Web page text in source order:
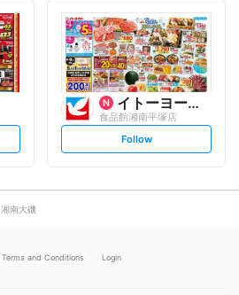
o
w
イトーヨーカ堂
食品館湘南平塚店
s
t
Follow
湘南大磯
Terms and Conditions Login